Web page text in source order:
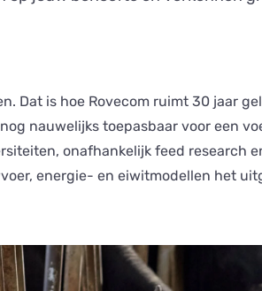
Dat is hoe Rovecom ruimt 30 jaar
nauwelijks toepasbaar voor een
onafhankelijk feed research
energie- en eiwitmodellen het